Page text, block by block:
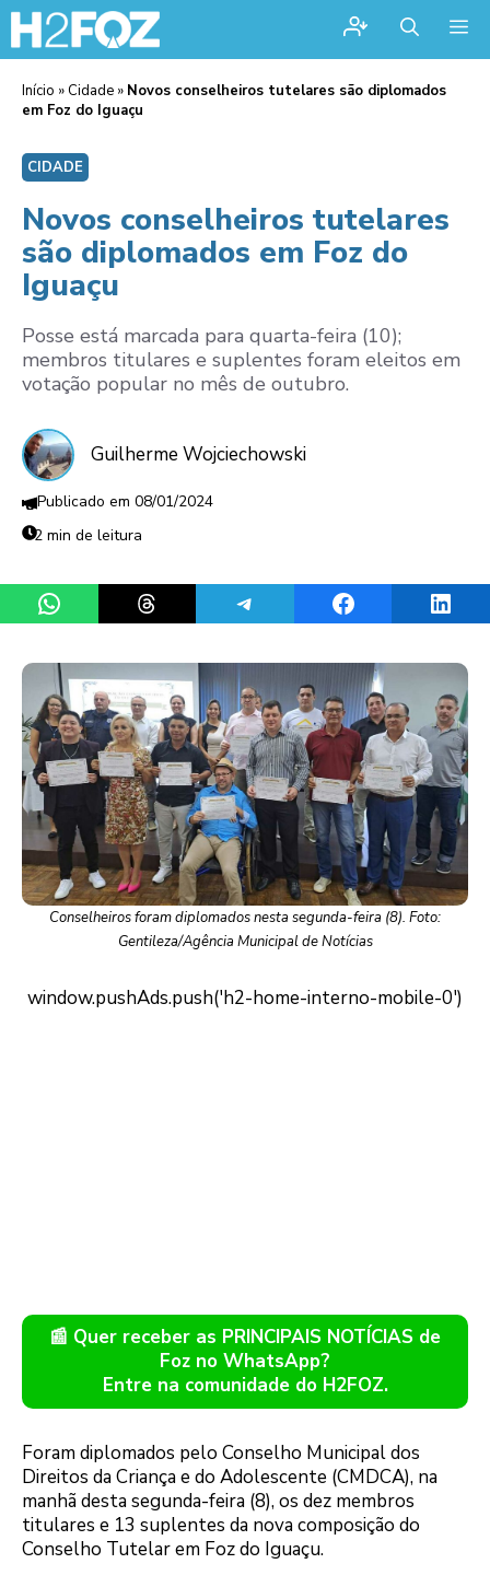
Início » Cidade » Novos conselheiros tutelares são diplomados
em Foz do Iguaçu
CIDADE
Novos conselheiros tutelares
são diplomados em Foz do
Iguaçu
Posse está marcada para quarta-feira (10);
membros titulares e suplentes foram eleitos em
votação popular no mês de outubro.
Guilherme Wojciechowski
08/01/2024
2 min de leitura
Share on WhatsAppShare on ThreadsShare on TelegramShare on Facebook
Conselheiros foram diplomados nesta segunda-feira (8). Foto:
Gentileza/Agência Municipal de Notícias
📰 Quer receber as PRINCIPAIS NOTÍCIAS de
Foz no WhatsApp?
Entre na comunidade do H2FOZ.
Foram diplomados pelo Conselho Municipal dos
Direitos da Criança e do Adolescente (CMDCA), na
manhã desta segunda-feira (8), os dez membros
titulares e 13 suplentes da nova composição do
Conselho Tutelar em Foz do Iguaçu.